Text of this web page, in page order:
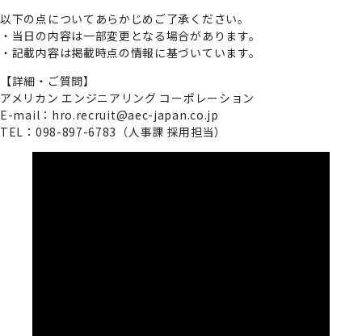
以下の点についてあらかじめご了承ください。
・当日の内容は一部変更となる場合があります。
・記載内容は掲載時点の情報に基づいています。
【詳細・ご質問】
アメリカン エンジニアリング コーポレーション
E-mail：hro.recruit@aec-japan.co.jp
TEL：098-897-6783（人事課 採用担当）